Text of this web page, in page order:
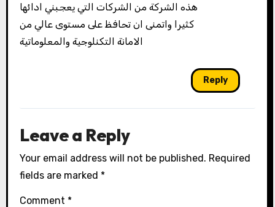
هذه الشركة من الشركات التي يعجبني ادائها
كثيرا واتمنى ان تحافظ على مستوى عالي من
الامانة التكنلوجية والمعلوماتية
Reply
Leave a Reply
Your email address will not be published. Required
fields are marked *
Comment *